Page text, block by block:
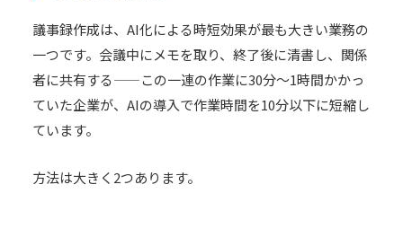
議事録作成は、AI化による時短効果が最も大きい業務の
一つです。会議中にメモを取り、終了後に清書し、関係
者に共有する——この一連の作業に30分〜1時間かかっ
ていた企業が、AIの導入で作業時間を10分以下に短縮し
ています。
方法は大きく2つあります。